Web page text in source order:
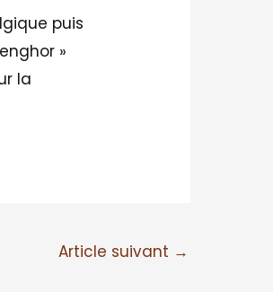
puis
»
la
Article suivant →